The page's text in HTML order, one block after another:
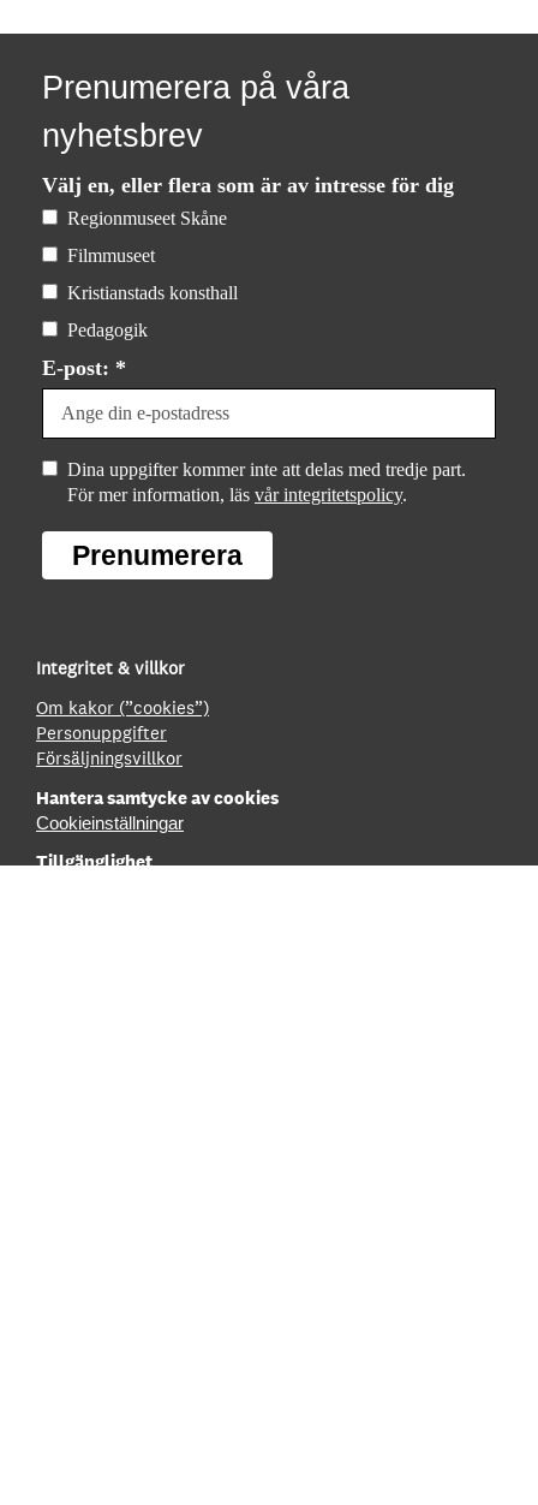
Prenumerera på våra
nyhetsbrev
Välj en, eller flera som är av intresse för dig
Regionmuseet Skåne
Filmmuseet
Kristianstads konsthall
Pedagogik
E-post: *
Dina uppgifter kommer inte att delas med tredje part.
För mer information, läs vår integritetspolicy.
Prenumerera
Integritet & villkor
Om kakor (”cookies”)
Personuppgifter
Försäljningsvillkor
Hantera samtycke av cookies
Cookieinställningar
Tillgänglighet